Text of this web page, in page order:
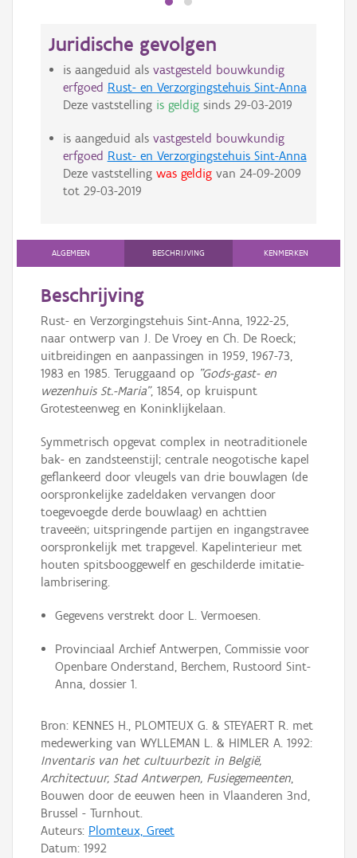
Juridische gevolgen
is aangeduid als vastgesteld bouwkundig
erfgoed Rust- en Verzorgingstehuis Sint-Anna
Deze vaststelling is geldigsinds 29-03-2019
is aangeduid als vastgesteld bouwkundig
erfgoed Rust- en Verzorgingstehuis Sint-Anna
Deze vaststelling was geldigvan 24-09-2009
tot 29-03-2019
ALGEMEEN BESCHRIJVING KENMERKEN
Beschrijving
Rust- en Verzorgingstehuis Sint-Anna, 1922-25,
naar ontwerp van J. De Vroey en Ch. De Roeck;
uitbreidingen en aanpassingen in 1959, 1967-73,
1983 en 1985. Teruggaand op "Gods-gast- en
wezenhuis St.-Maria", 1854, op kruispunt
Grotesteenweg en Koninklijkelaan.
Symmetrisch opgevat complex in neotraditionele
bak- en zandsteenstijl; centrale neogotische kapel
geflankeerd door vleugels van drie bouwlagen (de
oorspronkelijke zadeldaken vervangen door
toegevoegde derde bouwlaag) en achttien
traveeën; uitspringende partijen en ingangstravee
oorspronkelijk met trapgevel. Kapelinterieur met
houten spitsbooggewelf en geschilderde imitatie-
lambrisering.
Gegevens verstrekt door L. Vermoesen.
Provinciaal Archief Antwerpen, Commissie voor
Openbare Onderstand, Berchem, Rustoord Sint-
Anna, dossier 1.
Bron: KENNES H., PLOMTEUX G. & STEYAERT R. met
medewerking van WYLLEMAN L. & HIMLER A. 1992:
Inventaris van het cultuurbezit in België,
Architectuur, Stad Antwerpen, Fusiegemeenten,
Bouwen door de eeuwen heen in Vlaanderen 3nd,
Brussel - Turnhout.
Auteurs: Plomteux, Greet
Datum: 1992